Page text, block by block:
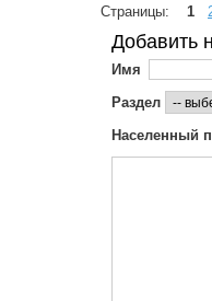
Страницы: 1
Добавить
Имя
Раздел
Населенный